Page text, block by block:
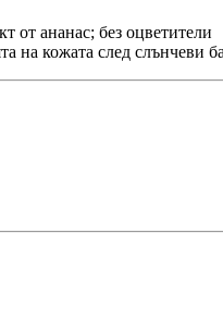
от ананас; без оцветители
на кожата след слънчеви